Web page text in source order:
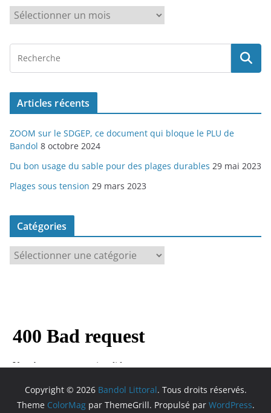
r
c
i
Articles récents
ZOOM sur le SDGEP, ce document qui bloque le PLU de
Bandol 8 octobre 2024
Du bon usage du sable pour des plages durables 29 mai 2023
Plages sous tension 29 mars 2023
Catégories
a
Copyright © 2026 Bandol Littoral. Tous droits réservés.
Theme ColorMagpar ThemeGrill. Propulsé par WordPress.